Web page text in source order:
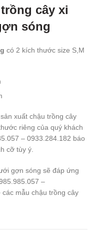
cây xi
sóng
có 2 kích thước size S,M
xuất chậu trồng cây
riêng của quý khách
– 0933.284.182 báo
cỡ tùy ý.
gợn sóng sẽ đáp ứng
–
mẫu chậu trồng cây